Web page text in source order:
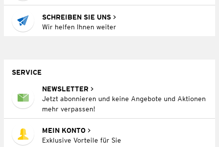
SCHREIBEN SIE UNS
Wir helfen Ihnen weiter
SERVICE
NEWSLETTER
Jetzt abonnieren und keine Angebote und Aktionen
mehr verpassen!
MEIN KONTO
Exklusive Vorteile für Sie